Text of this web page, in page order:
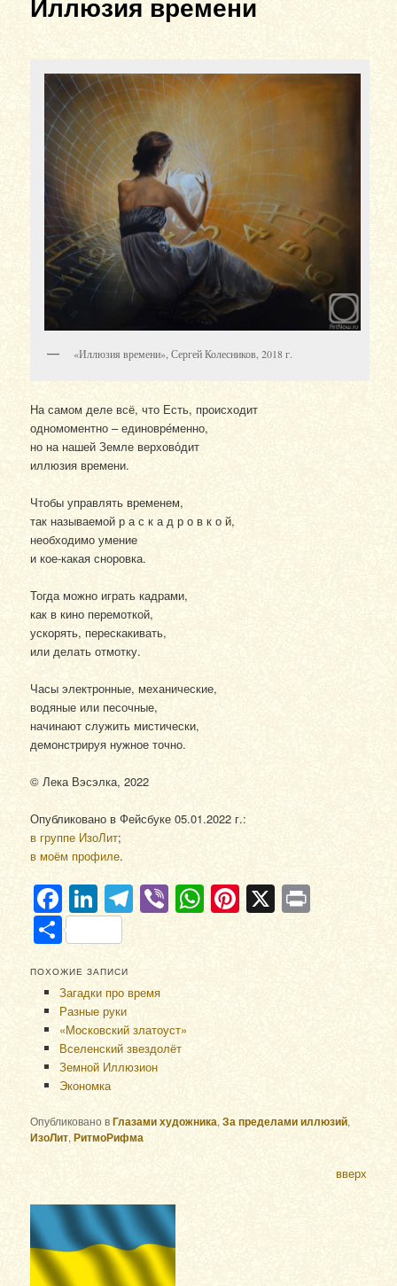
«Иллюзия времени», Сергей Колесников, 2018 г.
На самом деле всё, что Есть, происходит
одномоментно – единовре́менно,
но на нашей Земле верхово́дит
иллюзия времени.
Чтобы управлять временем,
так называемой р а с к а д р о в к о й,
необходимо умение
и кое-какая сноровка.
Тогда можно играть кадрами,
как в кино перемоткой,
ускорять, перескакивать,
или делать отмотку.
Часы электронные, механические,
водяные или песочные,
начинают служить мистически,
демонстрируя нужное точно.
© Лека Вэсэлка, 2022
Опубликовано в Фейсбуке 05.01.2022 г.:
в группе ИзоЛит;
в моём профиле.
Facebook
LinkedIn
Telegram
ViberWhatsApp
Pinterest
X
Отправить
ПОХОЖИЕ ЗАПИСИ
Загадки про время
Разные руки
«Московский златоуст»
Вселенский звездолёт
Земной Иллюзион
Экономка
Опубликовано вГлазами художника,За пределами иллюзий,
ИзоЛит,РитмоРифма
вверх